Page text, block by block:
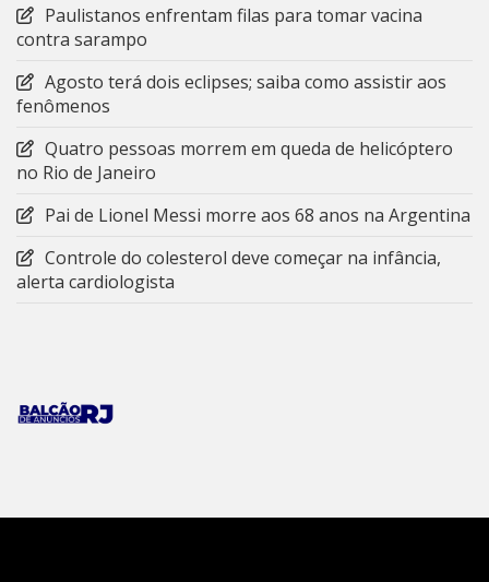
Paulistanos enfrentam filas para tomar vacina
contra sarampo
Agosto terá dois eclipses; saiba como assistir aos
fenômenos
Quatro pessoas morrem em queda de helicóptero
no Rio de Janeiro
Pai de Lionel Messi morre aos 68 anos na Argentina
Controle do colesterol deve começar na infância,
alerta cardiologista